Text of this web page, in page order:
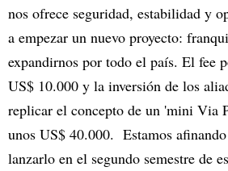
nos ofrece seguridad, estabilidad y
a empezar un nuevo proyecto:
expandirnos por todo el país. El fee
US$ 10.000 y la inversión de los
replicar el concepto de un 'mini Via
unos US$ 40.000. Estamos
lanzarlo en el segundo semestre de